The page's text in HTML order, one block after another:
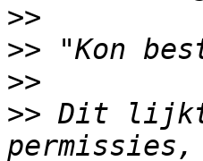
>>
>>
>>
>> Dit lijkt